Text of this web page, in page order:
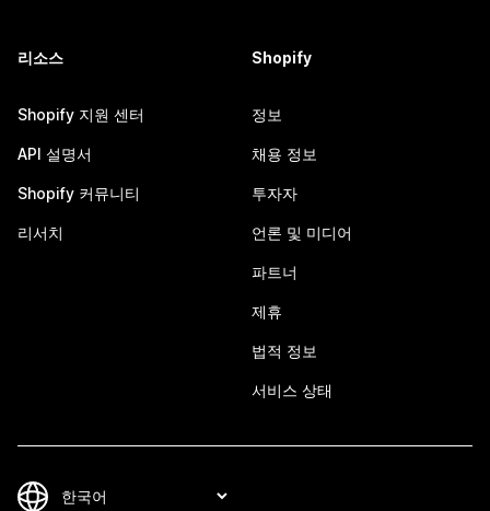
리소스
Shopify 지원 센터
API 설명서
Shopify 커뮤니티
리서치
Shopify
정보
채용 정보
투자자
언론 및 미디어
파트너
제휴
법적 정보
서비스 상태